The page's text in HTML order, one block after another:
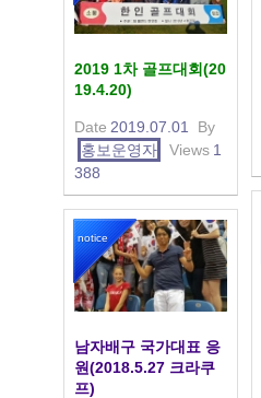
2019 1차 골프대회(20
19.4.20)
Date 2019.07.01
By
홍보운영자
Views 1
388
notice
남자배구 국가대표 응
원(2018.5.27 크라쿠
프)